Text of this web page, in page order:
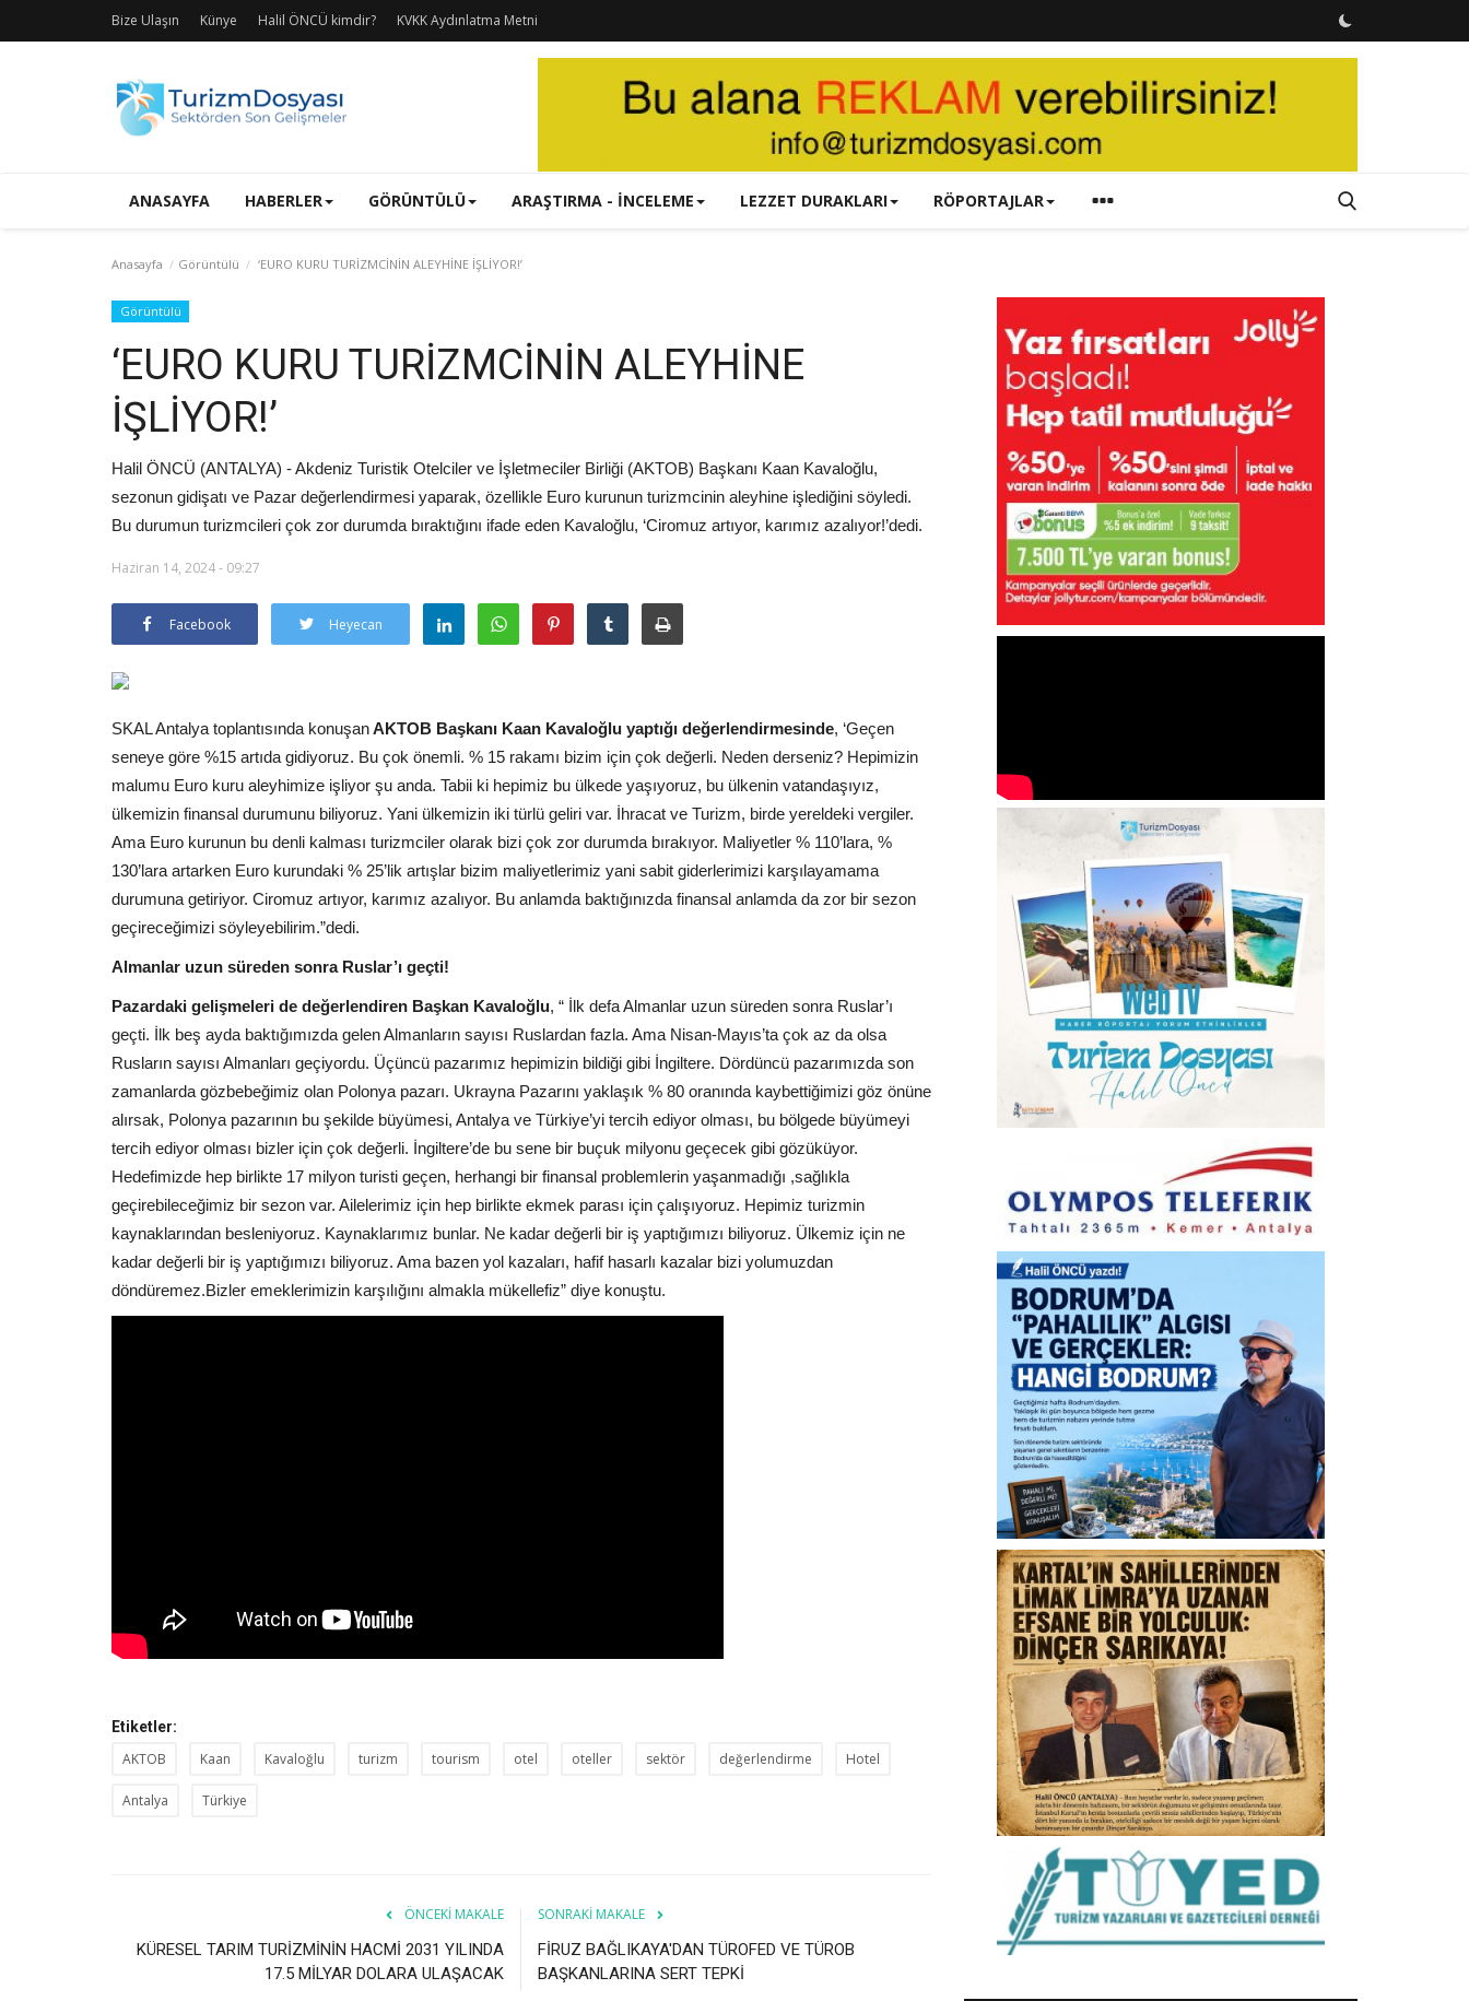
Bize Ulaşın Künye Halil ÖNCÜ kimdir? KVKK Aydınlatma Metni
ANASAYFA HABERLER GÖRÜNTÜLÜ ARAŞTIRMA - İNCELEME LEZZET DURAKLARI RÖPORTAJLAR
Anasayfa Görüntülü ‘EURO KURU TURİZMCİNİN ALEYHİNE İŞLİYOR!’
Görüntülü
‘EURO KURU TURİZMCİNİN ALEYHİNE
İŞLİYOR!’
Halil ÖNCÜ (ANTALYA) - Akdeniz Turistik Otelciler ve İşletmeciler Birliği (AKTOB) Başkanı Kaan Kavaloğlu,
sezonun gidişatı ve Pazar değerlendirmesi yaparak, özellikle Euro kurunun turizmcinin aleyhine işlediğini söyledi.
Bu durumun turizmcileri çok zor durumda bıraktığını ifade eden Kavaloğlu, ‘Ciromuz artıyor, karımız azalıyor!’dedi.
Haziran 14, 2024 - 09:27
Facebook Heyecan
SKAL Antalya toplantısında konuşanAKTOB Başkanı Kaan Kavaloğlu yaptığı değerlendirmesinde, ‘Geçen
seneye göre %15 artıda gidiyoruz. Bu çok önemli. % 15 rakamı bizim için çok değerli. Neden derseniz? Hepimizin
malumu Euro kuru aleyhimize işliyor şu anda. Tabii ki hepimiz bu ülkede yaşıyoruz, bu ülkenin vatandaşıyız,
ülkemizin finansal durumunu biliyoruz. Yani ülkemizin iki türlü geliri var. İhracat ve Turizm, birde yereldeki vergiler.
Ama Euro kurunun bu denli kalması turizmciler olarak bizi çok zor durumda bırakıyor. Maliyetler % 110’lara, %
130’lara artarken Euro kurundaki % 25’lik artışlar bizim maliyetlerimiz yani sabit giderlerimizi karşılayamama
durumuna getiriyor. Ciromuz artıyor, karımız azalıyor. Bu anlamda baktığınızda finansal anlamda da zor bir sezon
geçireceğimizi söyleyebilirim.”dedi.
Almanlar uzun süreden sonra Ruslar’ı geçti!
Pazardaki gelişmeleri de değerlendiren Başkan Kavaloğlu, “ İlk defa Almanlar uzun süreden sonra Ruslar’ı
geçti. İlk beş ayda baktığımızda gelen Almanların sayısı Ruslardan fazla. Ama Nisan-Mayıs’ta çok az da olsa
Rusların sayısı Almanları geçiyordu. Üçüncü pazarımız hepimizin bildiği gibi İngiltere. Dördüncü pazarımızda son
zamanlarda gözbebeğimiz olan Polonya pazarı. Ukrayna Pazarını yaklaşık % 80 oranında kaybettiğimizi göz önüne
alırsak, Polonya pazarının bu şekilde büyümesi, Antalya ve Türkiye’yi tercih ediyor olması, bu bölgede büyümeyi
tercih ediyor olması bizler için çok değerli. İngiltere’de bu sene bir buçuk milyonu geçecek gibi gözüküyor.
Hedefimizde hep birlikte 17 milyon turisti geçen, herhangi bir finansal problemlerin yaşanmadığı ,sağlıkla
geçirebileceğimiz bir sezon var. Ailelerimiz için hep birlikte ekmek parası için çalışıyoruz. Hepimiz turizmin
kaynaklarından besleniyoruz. Kaynaklarımız bunlar. Ne kadar değerli bir iş yaptığımızı biliyoruz. Ülkemiz için ne
kadar değerli bir iş yaptığımızı biliyoruz. Ama bazen yol kazaları, hafif hasarlı kazalar bizi yolumuzdan
döndüremez.Bizler emeklerimizin karşılığını almakla mükellefiz” diye konuştu.
Etiketler:
AKTOB Kaan Kavaloğlu turizm tourism otel oteller sektör değerlendirme Hotel
Antalya Türkiye
ÖNCEKI MAKALE
KÜRESEL TARIM TURİZMİNİN HACMİ 2031 YILINDA
17.5 MİLYAR DOLARA ULAŞACAK
SONRAKI MAKALE
FİRUZ BAĞLIKAYA'DAN TÜROFED VE TÜROB
BAŞKANLARINA SERT TEPKİ